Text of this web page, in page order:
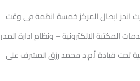
انجز ابطال المركز خمسة انظمة فى وقت
– منصة خدمات المكتبة الالكترونية – ونظام ادارة
تحت قيادة أ.م.د محمد رزق المشرف على